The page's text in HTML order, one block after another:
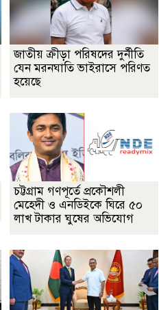
জাতীয় ক্রীড়া পরিষদের দুর্নীতি
যেন মরনঘাতি ভাইরাসে পরিণত
হয়েছে
চট্টগ্রাম গণপূর্তে প্রকৌশলী
মেহেদী ও এনডিইকে ঘিরে ৫০
লাখ টাকার ঘুষের অভিযোগ